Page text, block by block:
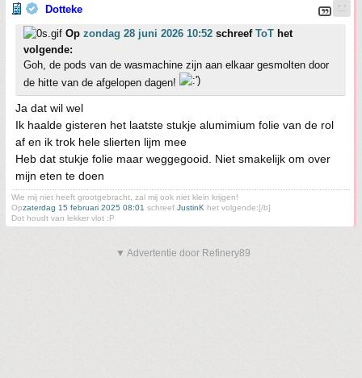
Dotteke
Op zondag 28 juni 2026 10:52 schreef ToT het
volgende:
Goh, de pods van de wasmachine zijn aan elkaar gesmolten door
de hitte van de afgelopen dagen!
Ja dat wil wel
Ik haalde gisteren het laatste stukje alumimium folie van de rol
af en ik trok hele slierten lijm mee
Heb dat stukje folie maar weggegooid. Niet smakelijk om over
mijn eten te doen
Wie mij niet heeft grootgebracht, zal mij ook niet klein krijgen!
Opzaterdag 15 februari 2025 08:01 schreef JustinK het volgende:[/b]
Dot houdt van lekker vlot :P
▼ Advertentie door Refinery89